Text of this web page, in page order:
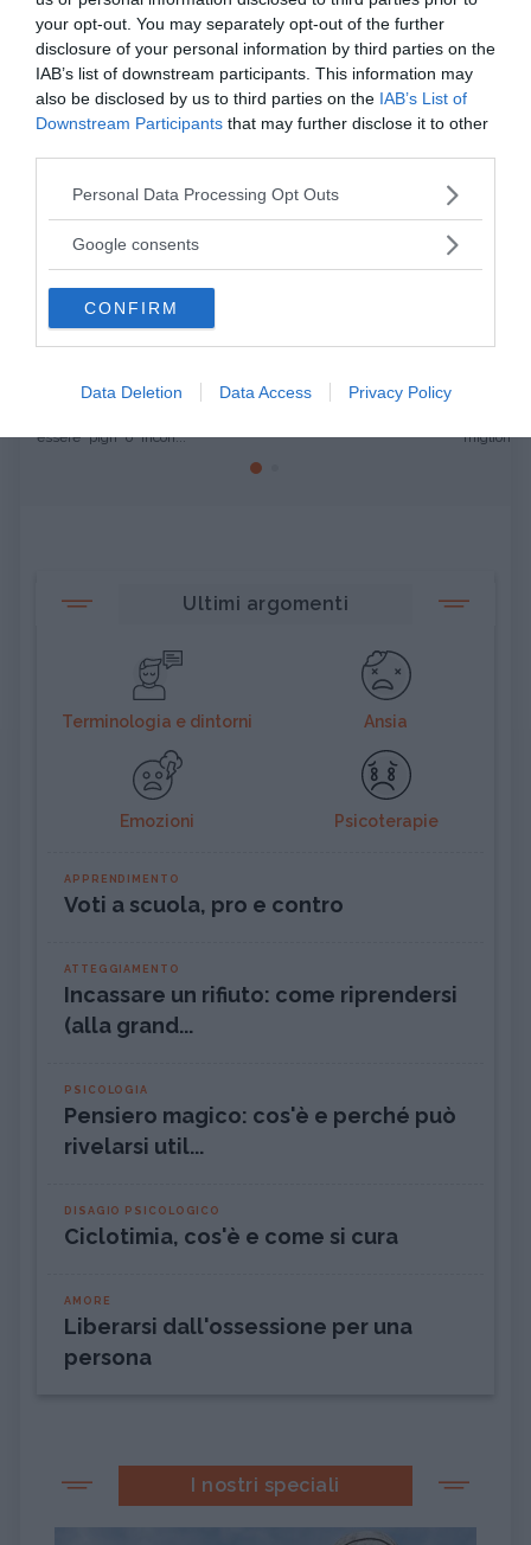
your opt-out. You may separately opt-out of the further
disclosure of your personal information by third parties on the
IAB’s list of downstream participants. This information may
also be disclosed by us to third parties on the IAB’s List of
Downstream Participants that may further disclose it to other
Please note that this website/app uses one or more Google
not limited to your visit or usage behaviour. You may click to
use your data for below specified purposes in below Google
consent section.
Personal Data Processing Opt Outs
Google consents
CONFIRM
Data Deletion Data Access Privacy Policy
da: CRESCITA PERSONALE DISAGIO PSICOLOGICO
Ti potrebbe interessare anche
diagnosi di ADHD sblocca il tuo...
essere "pigri" o "incon...
migliori
Ultimi argomenti
Terminologia e dintorni Ansia
Emozioni Psicoterapie
APPRENDIMENTO
Voti a scuola, pro e contro
ATTEGGIAMENTO
Incassare un rifiuto: come riprendersi
(alla grand...
PSICOLOGIA
Pensiero magico: cos'è e perché può
rivelarsi util...
DISAGIO PSICOLOGICO
Ciclotimia, cos'è e come si cura
AMORE
Liberarsi dall'ossessione per una
persona
I nostri speciali